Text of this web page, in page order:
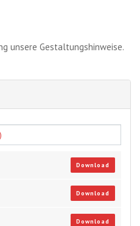
unsere Gestaltungshinweise.
Download
Download
Download